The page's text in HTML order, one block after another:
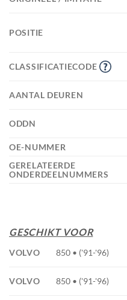
POSITIE
CLASSIFICATIECODE
AANTAL DEUREN
ODDN
OE-NUMMER
GERELATEERDE
ONDERDEELNUMMERS
GESCHIKT VOOR
VOLVO 850 • ('91-'96)
VOLVO 850 • ('91-'96)